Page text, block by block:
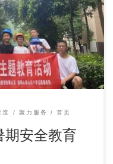
警钟。2022年7月16
工站、汾河路社区社工
汾河路社区、德阳心连
字志愿服务队协办的
在惠民小区顺利开展。
造 聚力服务 首页
期安全教育